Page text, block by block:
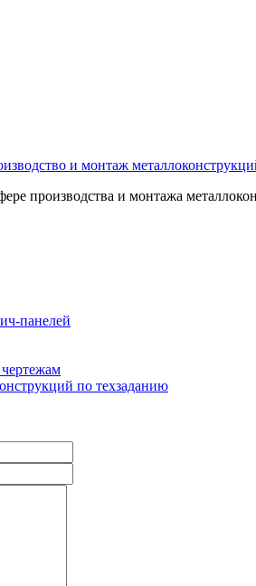
и монтаж
производства и монтажа
панелей
по техзаданию